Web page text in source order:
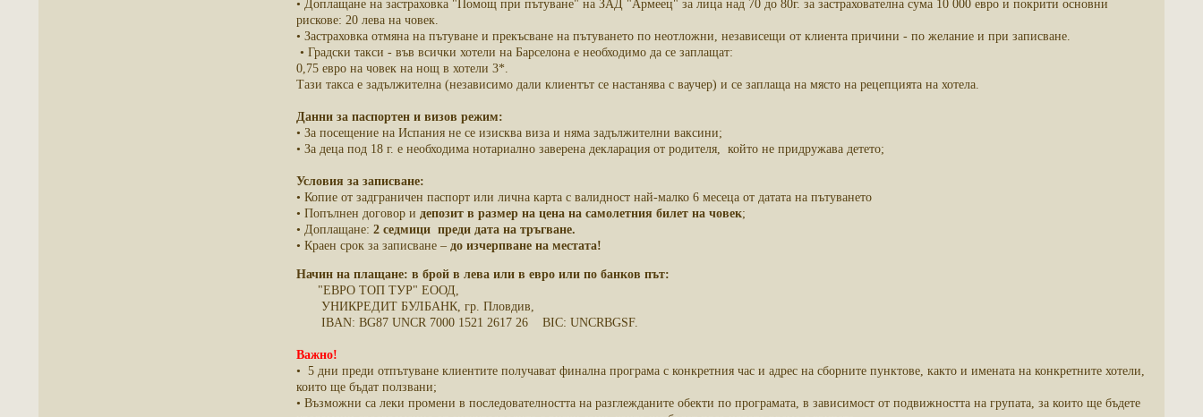
• Доплащане на застраховка "Помощ при пътуване" на ЗАД "Армеец" за лица над 70 до 80г. за застрахователна сума 10 000 евро и покрити основни
рискове: 20 лева на човек.
• Застраховка отмяна на пътуване и прекъсване на пътуването по неотложни, независещи от клиента причини - по желание и при записване.
• Градски такси - във всички хотели на Барселона е необходимо да се заплащат:
0,75 евро на човек на нощ в хотели 3*.
Тази такса е задължителна (независимо дали клиентът се настанява с ваучер) и се заплаща на място на рецепцията на хотела.
Данни за паспортен и визов режим:
• За посещение на Испания не се изисква виза и няма задължителни ваксини;
• За деца под 18 г. е необходима нотариално заверена декларация от родителя, който не придружава детето;
Условия за записване:
• Копие от задграничен паспорт или лична карта с валидност най-малко 6 месеца от датата на пътуването
• Попълнен договор и депозит в размер на цена на самолетния билет на човек;
• Доплащане: 2 седмици преди дата на тръгване.
• Краен срок за записване – до изчерпване на местата!
Начин на плащане: в брой в лева или в евро или по банков път:
"ЕВРО ТОП ТУР" ЕООД,
УНИКРЕДИТ БУЛБАНК, гр. Пловдив,
IBAN: BG87 UNCR 7000 1521 2617 26 BIC: UNCRBGSF.
Важно!
• 5 дни преди отпътуване клиентите получават финална програма с конкретния час и адрес на сборните пунктове, както и имената на конкретните хотели,
които ще бъдат ползвани;
• Възможни са леки промени в последователността на разглежданите обекти по програмата, в зависимост от подвижността на групата, за които ще бъдете